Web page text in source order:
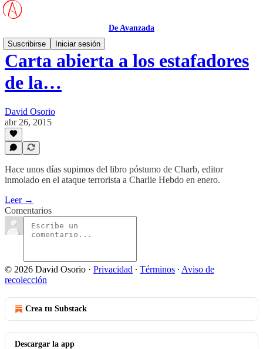
De Avanzada
Suscribirse
Iniciar sesión
Carta abierta a los estafadores
de la…
David Osorio
abr 26, 2015
Hace unos días supimos del libro póstumo de Charb, editor
inmolado en el ataque terrorista a Charlie Hebdo en enero.
Leer →
Comentarios
© 2026 David Osorio · Privacidad ∙ Términos ∙ Aviso de
recolección
Crea tu Substack
Descargar la app